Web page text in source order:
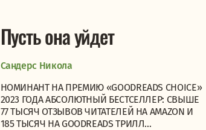
Пусть она уйдет
Сандерс Никола
НОМИНАНТ НА ПРЕМИЮ «GOODREADS CHOICE»
2023 ГОДА АБСОЛЮТНЫЙ БЕСТСЕЛЛЕР: СВЫШЕ
77 ТЫСЯЧ ОТЗЫВОВ ЧИТАТЕЛЕЙ НА AMAZON И
185 ТЫСЯЧ НА GOODREADS ТРИЛЛ...